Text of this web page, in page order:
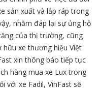
sản xuất và lắp ráp trong
nhằm đáp lại sự ủng hộ
của thị trường, cũng
hữu xe thương hiệu Việt
xin thông báo tiếp tục
hàng mua xe Lux trong
với xe Fadil, VinFast sẽ